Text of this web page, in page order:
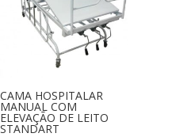
CAMA HOSPITALAR
MANUAL COM
ELEVAÇÃO DE LEITO
STANDART